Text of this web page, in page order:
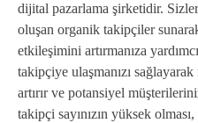
dijital pazarlama şirketidir.
oluşan organik takipçiler
etkileşimini artırmanıza
takipçiye ulaşmanızı
artırır ve potansiyel
takipçi sayınızın yüksek